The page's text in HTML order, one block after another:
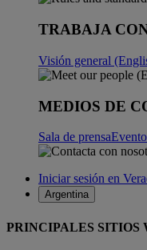
TRABAJA
Visión general
MEDIOS DE
Sala de prensa
Iniciar sesión en
Argentina
PRINCIPALES SITIOS